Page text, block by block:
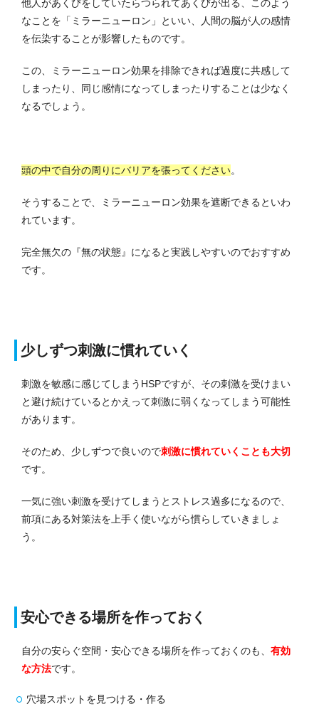
他人があくびをしていたらつられてあくびが出る、このよう
なことを「ミラーニューロン」といい、人間の脳が人の感情
を伝染することが影響したものです。
この、ミラーニューロン効果を排除できれば過度に共感して
しまったり、同じ感情になってしまったりすることは少なく
なるでしょう。
頭の中で自分の周りにバリアを張ってください。
そうすることで、ミラーニューロン効果を遮断できるといわ
れています。
完全無欠の『無の状態』になると実践しやすいのでおすすめ
です。
少しずつ刺激に慣れていく
刺激を敏感に感じてしまうHSPですが、その刺激を受けまい
と避け続けているとかえって刺激に弱くなってしまう可能性
があります。
そのため、少しずつで良いので刺激に慣れていくことも大切
です。
一気に強い刺激を受けてしまうとストレス過多になるので、
前項にある対策法を上手く使いながら慣らしていきましょ
う。
安心できる場所を作っておく
自分の安らぐ空間・安心できる場所を作っておくのも、 有効
な方法です。
穴場スポットを見つける・作る